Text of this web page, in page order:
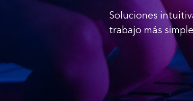
Soluciones
trabajo más